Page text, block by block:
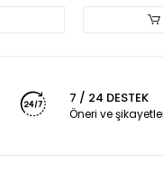
7 / 24 DESTEK
Öneri ve